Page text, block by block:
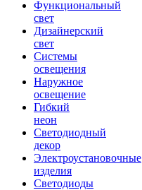
Функциональный
свет
Дизайнерский
свет
Системы
освещения
Наружное
освещение
Гибкий
неон
Светодиодный
декор
Электроустановочные
изделия
Светодиоды